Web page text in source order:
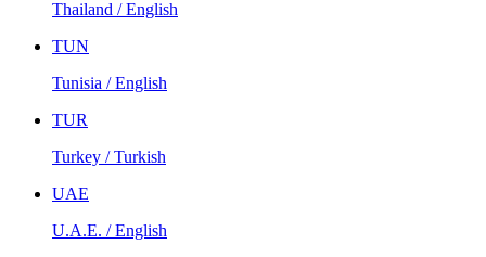
Thailand / English
TUN
Tunisia / English
TUR
Turkey / Turkish
UAE
U.A.E. / English